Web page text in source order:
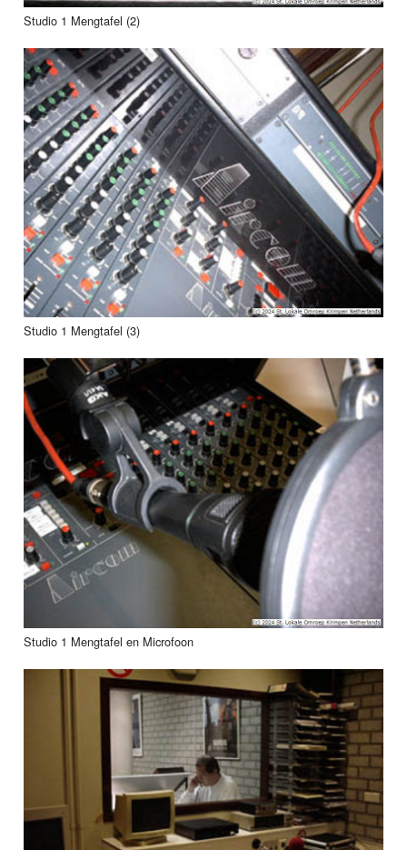
Studio 1 Mengtafel (2)
Studio 1 Mengtafel (3)
Studio 1 Mengtafel en Microfoon